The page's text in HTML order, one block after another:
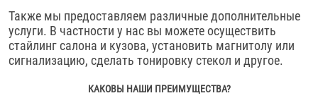
Также мы предоставляем различные дополнительные
услуги. В частности у нас вы можете осуществить
стайлинг салона и кузова, установить магнитолу или
сигнализацию, сделать тонировку стекол и другое.
КАКОВЫ НАШИ ПРЕИМУЩЕСТВА?